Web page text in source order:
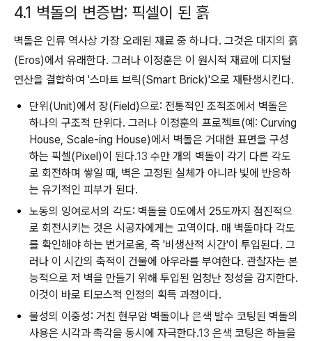
4.1 벽돌의 변증법: 픽셀이 된 흙
벽돌은 인류 역사상 가장 오래된 재료 중 하나다. 그것은 대지의 흙
(Eros)에서 유래한다. 그러나 이정훈은 이 원시적 재료에 디지털
연산을 결합하여 '스마트 브릭(Smart Brick)'으로 재탄생시킨다.
단위(Unit)에서 장(Field)으로: 전통적인 조적조에서 벽돌은
하나의 구조적 단위다. 그러나 이정훈의 프로젝트(예: Curving
House, Scale-ing House)에서 벽돌은 거대한 표면을 구성
하는 픽셀(Pixel)이 된다.13 수만 개의 벽돌이 각기 다른 각도
로 회전하며 쌓일 때, 벽은 고정된 실체가 아니라 빛에 반응하
는 유기적인 피부가 된다.
노동의 잉여로서의 각도: 벽돌을 0도에서 25도까지 점진적으
로 회전시키는 것은 시공자에게는 고역이다. 매 벽돌마다 각도
를 확인해야 하는 번거로움, 즉 '비생산적 시간'이 투입된다. 그
러나 이 시간의 축적이 건물에 아우라를 부여한다. 관찰자는 본
능적으로 저 벽을 만들기 위해 투입된 엄청난 정성을 감지한다.
이것이 바로 티모스적 인정의 획득 과정이다.
물성의 이중성: 거친 현무암 벽돌이나 은색 발수 코팅된 벽돌의
사용은 시각과 촉각을 동시에 자극한다.13 은색 코팅은 하늘을